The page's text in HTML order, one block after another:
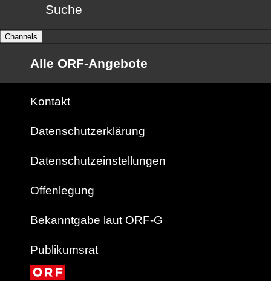
Suche
Channels
Alle ORF-Angebote
Kontakt
Datenschutzerklärung
Datenschutzeinstellungen
Offenlegung
Bekanntgabe laut ORF-G
Publikumsrat